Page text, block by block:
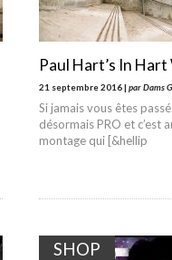
Paul Hart’s In
21 septembre 2016 | par Dams G
Si jamais vous êtes
désormais PRO et c’est
montage qui [&hellip
SHOP